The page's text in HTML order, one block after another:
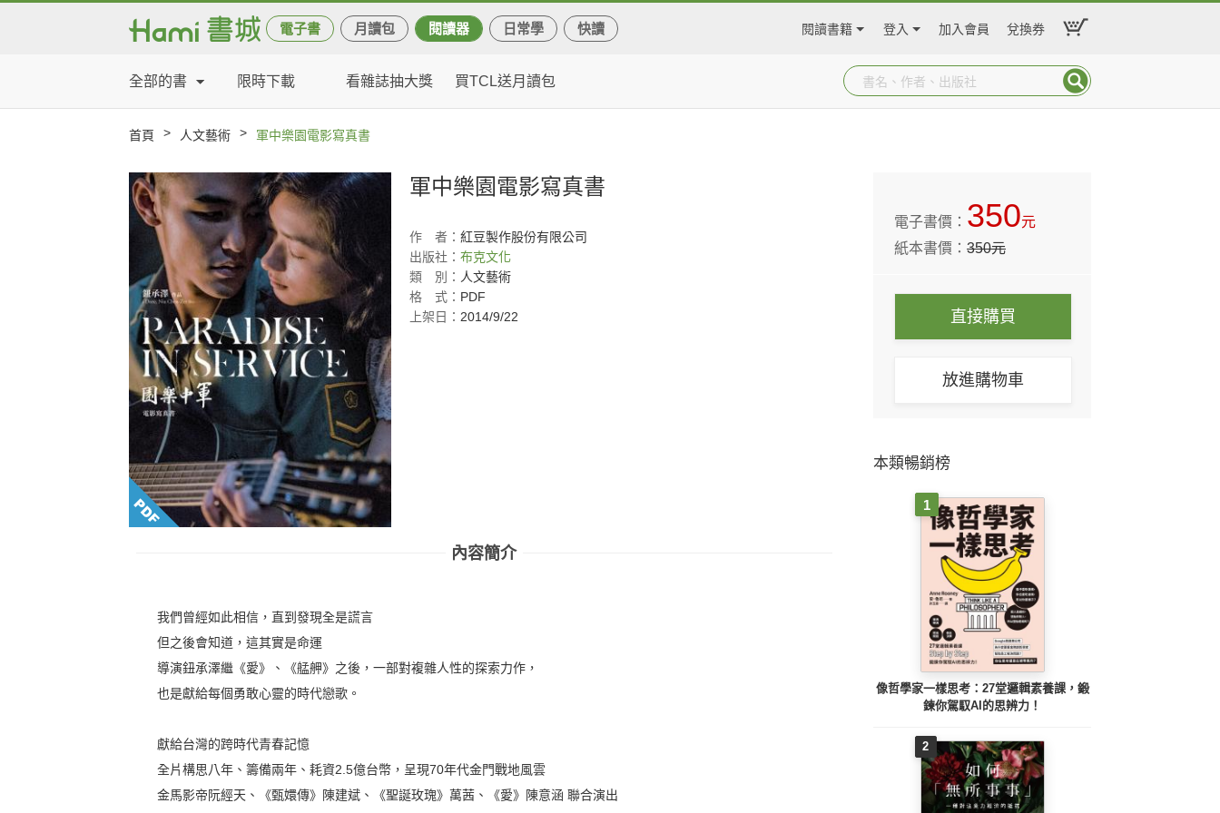
電子書 月讀包 閱讀器 日常學 快讀 閱讀書籍 登入 加入會員 兌換券
全部的書 限時下載 看雜誌抽大獎 買TCL送月讀包
首頁 > 人文藝術 > 軍中樂園電影寫真書
軍中樂園電影寫真書
作 者： 紅豆製作股份有限公司
出版社： 布克文化
類
別： 人文藝術
格
式： PDF
上架日： 2014/9/22
內容簡介
我們曾經如此相信，直到發現全是謊言
但之後會知道，這其實是命運
導演鈕承澤繼《愛》、《艋舺》之後，一部對複雜人性的探索力作，
也是獻給每個勇敢心靈的時代戀歌。
獻給台灣的跨時代青春記憶
全片構思八年、籌備兩年、耗資2.5億台幣，呈現70年代金門戰地風雲
金馬影帝阮經天、《甄嬛傳》陳建斌、《聖誕玫瑰》萬茜、《愛》陳意涵 聯合演出
電子書價： 350元
紙本書價：350元
直接購買
放進購物車
本類暢銷榜
1
像哲學家一樣思考：27堂邏輯素養課，鍛
鍊你駕馭AI的思辨力！
2